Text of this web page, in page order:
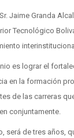
Jaime Granda
Tecnológico
es lograr el
en la formación
de las carreras
conjuntamente.
será de tres años,